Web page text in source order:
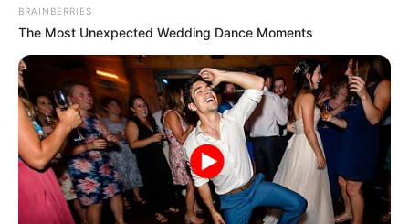
BRAINBERRIES
The Most Unexpected Wedding Dance Moments